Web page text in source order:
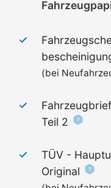
(bei
Teil 2
TÜV -
Original